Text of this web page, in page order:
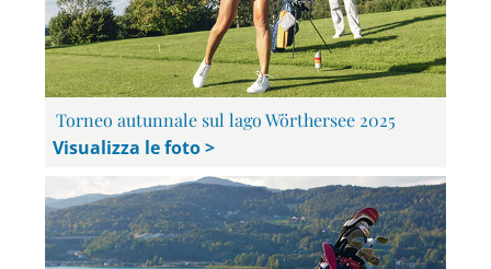
Torneo autunnale sul lago Wörthersee 2025
Visualizza le foto >